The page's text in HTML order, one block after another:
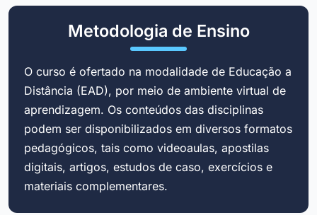
Metodologia de Ensino
O curso é ofertado na modalidade de Educação a
Distância (EAD), por meio de ambiente virtual de
aprendizagem. Os conteúdos das disciplinas
podem ser disponibilizados em diversos formatos
pedagógicos, tais como videoaulas, apostilas
digitais, artigos, estudos de caso, exercícios e
materiais complementares.